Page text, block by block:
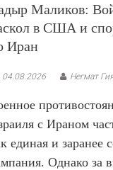
Маликов:
в США и
Иран
04.08.2026 Негмат
с Ираном
единая и заранее
Однако за